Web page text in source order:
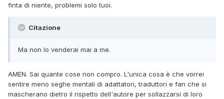
finta di niente, problemi solo tuoi.
Citazione
Ma non lo venderai mai a me.
AMEN. Sai quante cose non compro. L'unica cosa è che vorrei
sentire meno seghe mentali di adattatori, traduttori e fan che si
mascherano dietro il rispetto dell'autore per sollazzarsi di loro